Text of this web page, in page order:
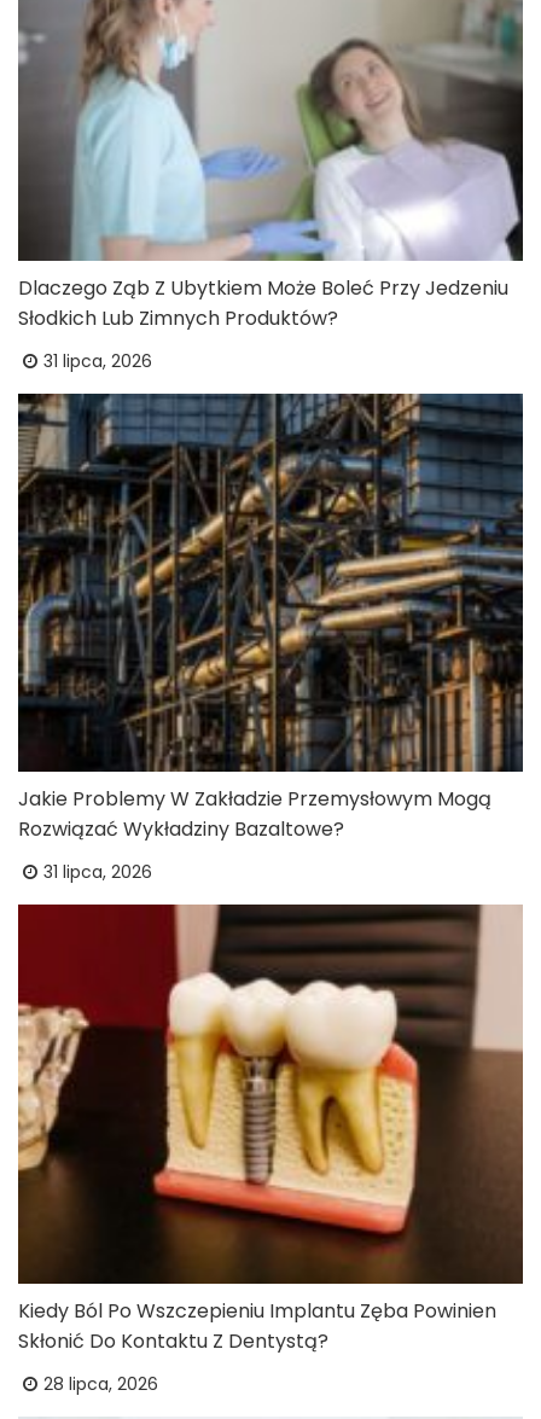
Dlaczego Ząb Z Ubytkiem Może Boleć Przy Jedzeniu
Słodkich Lub Zimnych Produktów?
31 lipca, 2026
Jakie Problemy W Zakładzie Przemysłowym Mogą
Rozwiązać Wykładziny Bazaltowe?
31 lipca, 2026
Kiedy Ból Po Wszczepieniu Implantu Zęba Powinien
Skłonić Do Kontaktu Z Dentystą?
28 lipca, 2026